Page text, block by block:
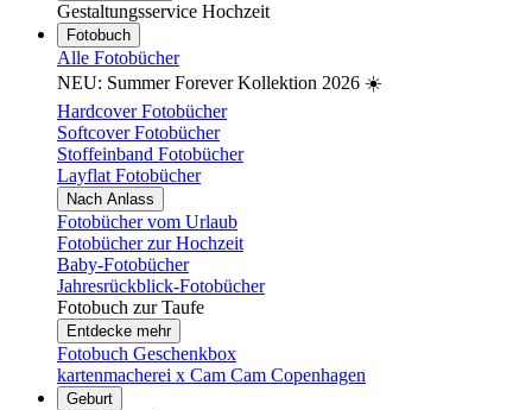
Gestaltungsservice Hochzeit
Fotobuch
Alle Fotobücher
NEU: Summer Forever Kollektion 2026 ☀️
Hardcover Fotobücher
Softcover Fotobücher
Stoffeinband Fotobücher
Layflat Fotobücher
Nach Anlass
Fotobücher vom Urlaub
Fotobücher zur Hochzeit
Baby-Fotobücher
Jahresrückblick-Fotobücher
Fotobuch zur Taufe
Entdecke mehr
Fotobuch Geschenkbox
kartenmacherei x Cam Cam Copenhagen
Geburt